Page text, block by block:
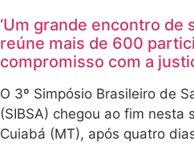
‘Um grande encontro de
reúne mais de 600
compromisso com a
O 3º Simpósio Brasileiro de
(SIBSA) chegou ao fim nesta
Cuiabá (MT), após quatro